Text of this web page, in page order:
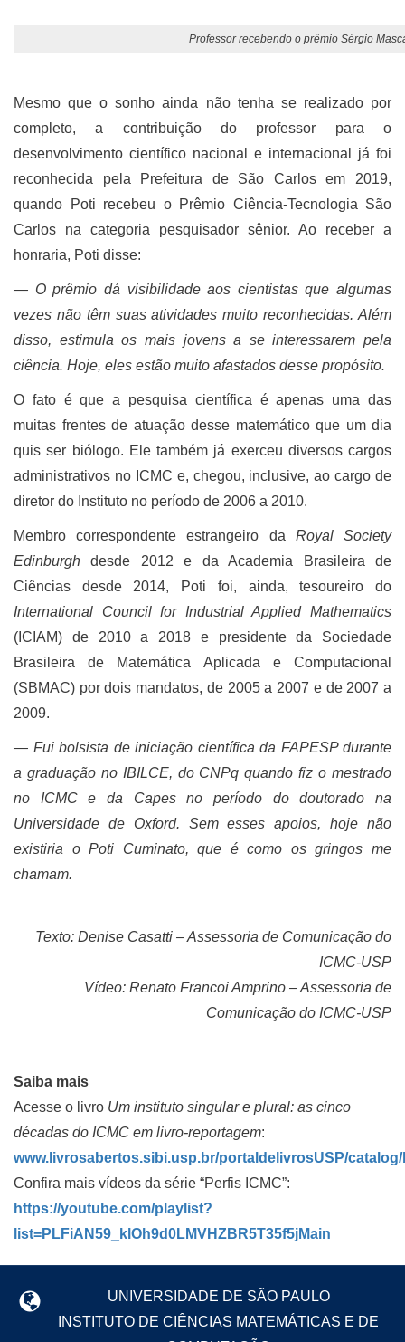
Professor recebendo o prêmio Sérgio
Mesmo que o sonho ainda não tenha se realizado por
completo, a contribuição do professor para o
desenvolvimento científico nacional e internacional já foi
reconhecida pela Prefeitura de São Carlos em 2019,
quando Poti recebeu o Prêmio Ciência-Tecnologia São
Carlos na categoria pesquisador sênior. Ao receber a
honraria, Poti disse:
― O prêmio dá visibilidade aos cientistas que algumas
vezes não têm suas atividades muito reconhecidas. Além
disso, estimula os mais jovens a se interessarem pela
ciência. Hoje, eles estão muito afastados desse propósito.
O fato é que a pesquisa científica é apenas uma das
muitas frentes de atuação desse matemático que um dia
quis ser biólogo. Ele também já exerceu diversos cargos
administrativos no ICMC e, chegou, inclusive, ao cargo de
diretor do Instituto no período de 2006 a 2010.
Membro correspondente estrangeiro da Royal Society
Edinburgh desde 2012 e da Academia Brasileira de
Ciências desde 2014, Poti foi, ainda, tesoureiro do
International Council for Industrial Applied Mathematics
(ICIAM) de 2010 a 2018 e presidente da Sociedade
Brasileira de Matemática Aplicada e Computacional
(SBMAC) por dois mandatos, de 2005 a 2007 e de 2007 a
2009.
― Fui bolsista de iniciação científica da FAPESP durante
a graduação no IBILCE, do CNPq quando fiz o mestrado
no ICMC e da Capes no período do doutorado na
Universidade de Oxford. Sem esses apoios, hoje não
existiria o Poti Cuminato, que é como os gringos me
chamam.
Texto: Denise Casatti – Assessoria de Comunicação do
ICMC-USP
Vídeo: Renato Francoi Amprino – Assessoria de
Comunicação do ICMC-USP
Saiba mais
Acesse o livro Um instituto singular e plural: as cinco
décadas do ICMC em livro-reportagem:
www.livrosabertos.sibi.usp.br/portaldelivrosUSP/
Confira mais vídeos da série “Perfis ICMC”:
https://youtube.com/playlist?
list=PLFiAN59_klOh9d0LMVHZBR5T35f5jMain
UNIVERSIDADE DE SÃO PAULO
INSTITUTO DE CIÊNCIAS MATEMÁTICAS E DE